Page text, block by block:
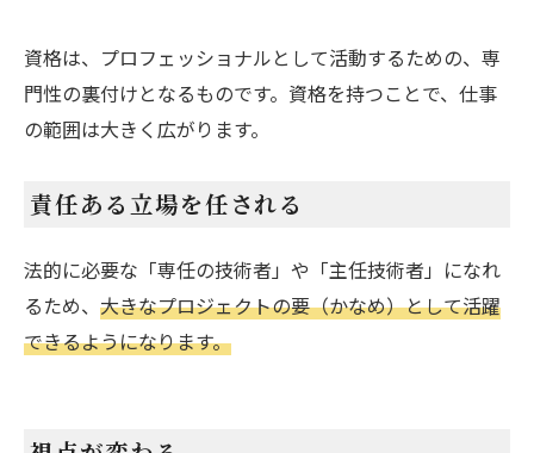
資格は、プロフェッショナルとして活動するための、専
門性の裏付けとなるものです。資格を持つことで、仕事
の範囲は大きく広がります。
責任ある立場を任される
法的に必要な「専任の技術者」や「主任技術者」になれ
るため、 大きなプロジェクトの要（かなめ）として活躍
できるようになります。